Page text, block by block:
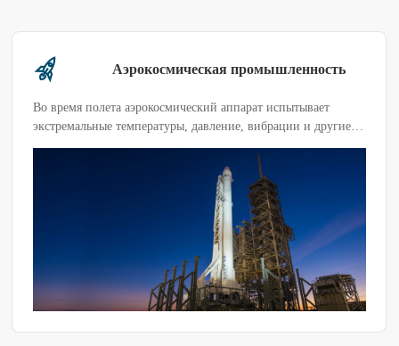
Аэрокосмическая промышленность
Во время полета аэрокосмический аппарат испытывает
экстремальные температуры, давление, вибрации и другие
условия окружающей среды. Для обеспечения их безопасной
и надежной работы требуется проверка надежности